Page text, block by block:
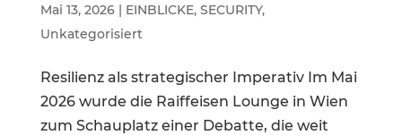
Mai 13, 2026| EINBLICKE, SECURITY,
Unkategorisiert
Resilienz als strategischer Imperativ Im Mai
2026 wurde die Raiffeisen Lounge in Wien
zum Schauplatz einer Debatte, die weit